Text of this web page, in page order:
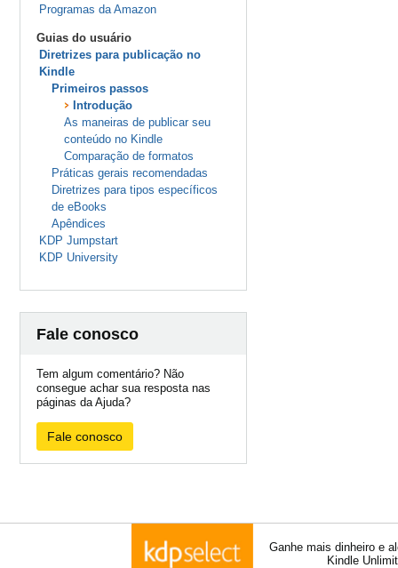
Programas da Amazon
Guias do usuário
Diretrizes para publicação no
Kindle
Primeiros passos
Introdução
As maneiras de publicar seu
conteúdo no Kindle
Comparação de formatos
Práticas gerais recomendadas
Diretrizes para tipos específicos
de eBooks
Apêndices
KDP Jumpstart
KDP University
Fale conosco
Tem algum comentário? Não
consegue achar sua resposta nas
páginas da Ajuda?
Fale conosco
Ganhe mais dinheiro e
Kindle